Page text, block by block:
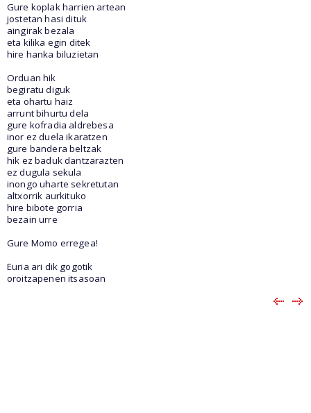
Gure koplak harrien artean
jostetan hasi dituk
aingirak bezala
eta kilika egin ditek
hire hanka biluzietan
Orduan hik
begiratu diguk
eta ohartu haiz
arrunt bihurtu dela
gure kofradia aldrebesa
inor ez duela ikaratzen
gure bandera beltzak
hik ez baduk dantzarazten
ez dugula sekula
inongo uharte sekretutan
altxorrik aurkituko
hire bibote gorria
bezain urre
Gure Momo erregea!
Euria ari dik gogotik
oroitzapenen itsasoan